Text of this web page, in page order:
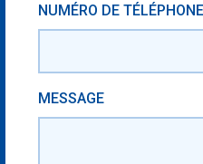
NUMÉRO DE TÉLÉPHONE
MESSAGE